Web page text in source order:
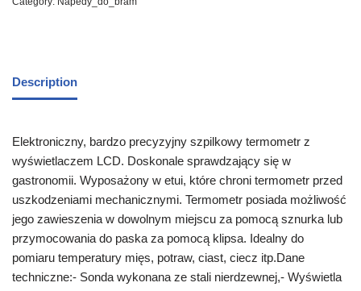
Description
Elektroniczny, bardzo precyzyjny szpilkowy termometr z
wyświetlaczem LCD. Doskonale sprawdzający się w
gastronomii. Wyposażony w etui, które chroni termometr przed
uszkodzeniami mechanicznymi. Termometr posiada możliwość
jego zawieszenia w dowolnym miejscu za pomocą sznurka lub
przymocowania do paska za pomocą klipsa. Idealny do
pomiaru temperatury mięs, potraw, ciast, ciecz itp.Dane
techniczne:- Sonda wykonana ze stali nierdzewnej,- Wyświetla